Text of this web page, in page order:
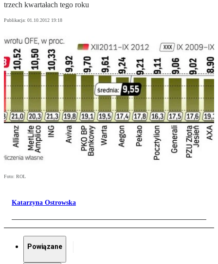
trzech kwartałach tego roku
Publikacja: 01.10.2012 19:18
Foto: ROL
Katarzyna Ostrowska
Powiązane